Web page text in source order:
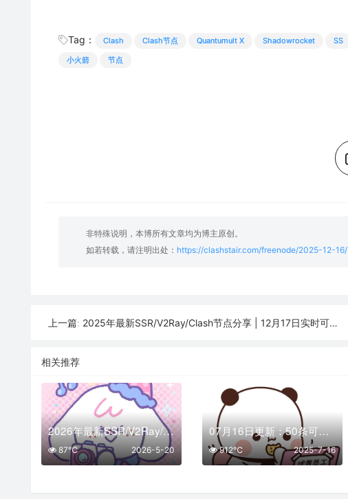
Tag： Clash Clash节点 Quantumult X Shadowrocket SS
小火箭
节点
非特殊说明，本博所有文章均为博主原创。
如若转载，请注明出处： https://clashstair.com/freenode/2025-12-16/
上一篇: 2025年最新SSR/V2Ray/Clash节点分享 | 12月17日实时可用
相关推荐
2026年最新SSR/V2Ray/Clash节点分享 | 05月20日实时可用
2026-5-20
87℃
07月16日更新：50条可用免费节点 | 2025年SSR/V2ray/Clash订阅链接
2025-7-16
912℃